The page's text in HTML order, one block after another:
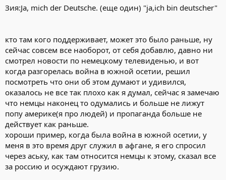
Зия:Ja, mich der Deutsche. (еще один) "ja,ich bin deutscher"
кто там кого поддерживает, может это было раньше, ну
сейчас совсем все наоборот, от себя добавлю, давно ни
смотрел новости по немецкому телевиденью, и вот
когда разгорелась война в южной осетии, решил
посмотреть что они об этом думают и удивился,
оказалось не все так плохо как я думал, сейчас я замечаю
что немцы наконец то одумались и больше не лижут
попу америке(я про людей) и пропаганда больше не
действует как раньше.
хороши пример, когда была война в южной осетии, у
меня в это время друг служил в афгане, я его спросил
через аську, как там относится немцы к этому, сказал все
за россию и осуждают грузию.